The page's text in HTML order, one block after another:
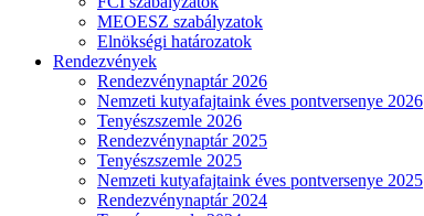
MEOESZ szabályzatok
Elnökségi határozatok
Rendezvények
Rendezvénynaptár 2026
Nemzeti kutyafajtaink éves pontversenye 2026
Tenyészszemle 2026
Rendezvénynaptár 2025
Tenyészszemle 2025
Nemzeti kutyafajtaink éves pontversenye 2025
Rendezvénynaptár 2024